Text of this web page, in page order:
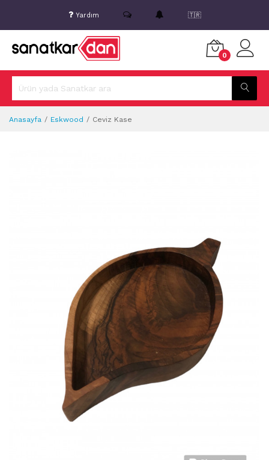
Yardım 🇹🇷
0
Anasayfa Eskwood Ceviz Kase